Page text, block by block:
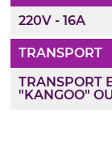
220V - 16A
TRANSPORT
TRANSPORT
"KANGOO"